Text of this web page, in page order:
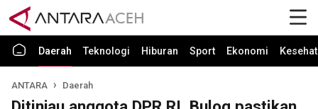
Daerah Teknologi Hiburan Sport Ekonomi
ANTARA Daerah